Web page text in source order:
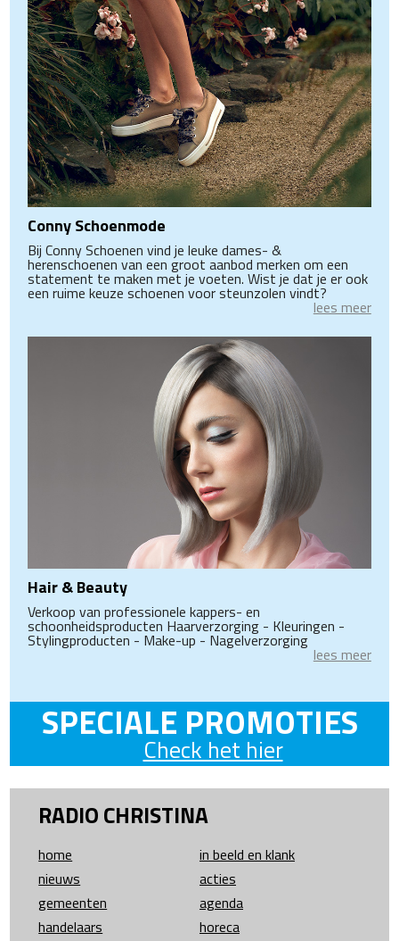
Conny Schoenmode
Bij Conny Schoenen vind je leuke dames- &
herenschoenen van een groot aanbod merken om een
statement te maken met je voeten. Wist je dat je er ook
een ruime keuze schoenen voor steunzolen vindt?
lees meer
Hair & Beauty
Verkoop van professionele kappers- en
schoonheidsproducten Haarverzorging - Kleuringen -
Stylingproducten - Make-up - Nagelverzorging
lees meer
SPECIALE PROMOTIES
Check het hier
RADIO CHRISTINA
home
in beeld en klank
nieuws
acties
gemeenten
agenda
handelaars
horeca